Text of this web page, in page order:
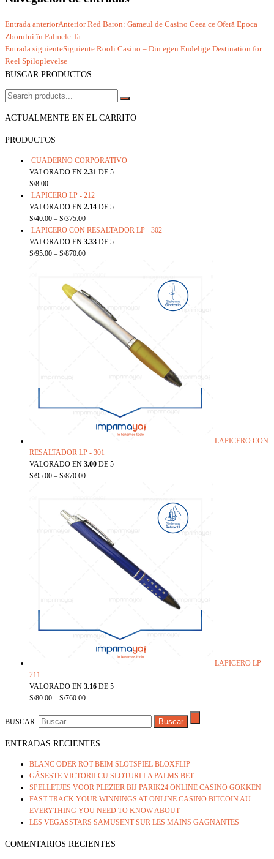
Entrada anteriorAnterior Red Baron: Gameul de Casino Ceea ce Oferă Epoca
Zborului în Palmele Ta
Entrada siguienteSiguiente Rooli Casino – Din egen Endelige Destination for
Reel Spiloplevelse
BUSCAR PRODUCTOS
ACTUALMENTE EN EL CARRITO
PRODUCTOS
CUADERNO CORPORATIVO
VALORADO EN 2.31 DE 5
S/8.00
LAPICERO LP - 212
VALORADO EN 2.14 DE 5
S/40.00 – S/375.00
LAPICERO CON RESALTADOR LP - 302
VALORADO EN 3.33 DE 5
S/95.00 – S/870.00
LAPICERO CON
RESALTADOR LP - 301
VALORADO EN 3.00 DE 5
S/95.00 – S/870.00
LAPICERO LP -
211
VALORADO EN 3.16 DE 5
S/80.00 – S/760.00
BUSCAR:
ENTRADAS RECIENTES
BLANC ODER ROT BEIM SLOTSPIEL BLOXFLIP
GĂSEȘTE VICTORII CU SLOTURI LA PALMS BET
SPELLETJES VOOR PLEZIER BIJ PARIK24 ONLINE CASINO GOKKEN
FAST-TRACK YOUR WINNINGS AT ONLINE CASINO BITCOIN AU:
EVERYTHING YOU NEED TO KNOW ABOUT
LES VEGASSTARS SAMUSENT SUR LES MAINS GAGNANTES
COMENTARIOS RECIENTES